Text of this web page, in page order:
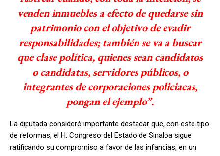
venden inmuebles a efecto de quedarse sin
patrimonio con el objetivo de evadir
responsabilidades; también se va a buscar
que clase política, quienes sean candidatos
o candidatas, servidores públicos, o
integrantes de corporaciones policiacas,
pongan el ejemplo”.
La diputada consideró importante destacar que, con este tipo
de reformas, el H. Congreso del Estado de Sinaloa sigue
ratificando su compromiso a favor de las infancias, en un